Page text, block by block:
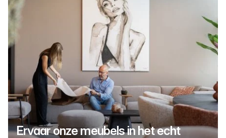
Ervaar onze meubels in het echt